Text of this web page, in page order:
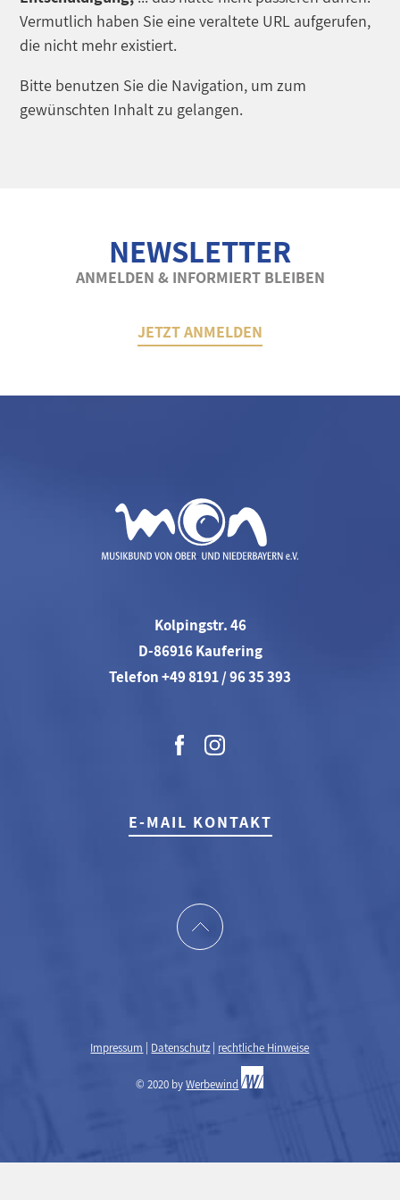
Vermutlich haben Sie eine veraltete URL aufgerufen,
die nicht mehr existiert.
Bitte benutzen Sie die Navigation, um zum
gewünschten Inhalt zu gelangen.
NEWSLETTER
ANMELDEN & INFORMIERT BLEIBEN
JETZT ANMELDEN
Kolpingstr. 46
D-86916 Kaufering
Telefon +49 8191 / 96 35 393
E-MAIL KONTAKT
Impressum Datenschutz rechtliche Hinweise
© 2020 byWerbewind